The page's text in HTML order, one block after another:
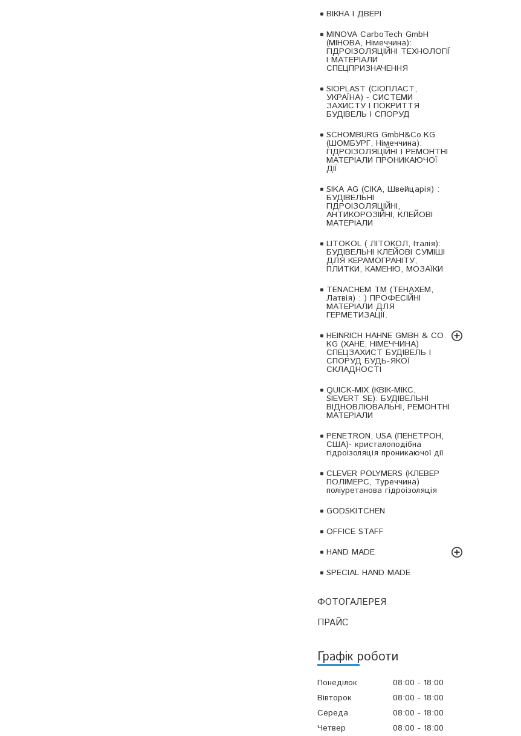
ВІКНА І ДВЕРІ
MINOVA CarboTech GmbH
(МІНОВА, Німеччина):
ГІДРОІЗОЛЯЦІЙНІ ТЕХНОЛОГІЇ
І МАТЕРІАЛИ
СПЕЦПРИЗНАЧЕННЯ
SIOPLAST (СІОПЛАСТ,
УКРАЇНА) - СИСТЕМИ
ЗАХИСТУ І ПОКРИТТЯ
БУДІВЕЛЬ І СПОРУД
SCHOMBURG GmbH&Co.KG
(ШОМБУРГ, Німеччина):
ГІДРОІЗОЛЯЦІЙНІ І РЕМОНТНІ
МАТЕРІАЛИ ПРОНИКАЮЧОЇ
ДІЇ
SIKA AG (СІКА, Швейцарія) :
БУДІВЕЛЬНІ
ГІДРОІЗОЛЯЦІЙНІ,
АНТИКОРОЗІЙНІ, КЛЕЙОВІ
МАТЕРІАЛИ
LITOKOL ( ЛІТОКОЛ, Італія):
БУДІВЕЛЬНІ КЛЕЙОВІ СУМІШІ
ДЛЯ КЕРАМОГРАНІТУ,
ПЛИТКИ, КАМЕНЮ, МОЗАЇКИ
TENACHEM ТМ (ТЕНАХЕМ,
Латвія) : ) ПРОФЕСІЙНІ
МАТЕРІАЛИ ДЛЯ
ГЕРМЕТИЗАЦІЇ.
HEINRICH HAHNE GMBH & CO.
KG (ХАНЕ, НІМЕЧЧИНА)
СПЕЦЗАХИСТ БУДІВЕЛЬ І
СПОРУД БУДЬ-ЯКОЇ
СКЛАДНОСТІ
QUICK-MIX (КВІК-МІКС,
SIEVERT SE): БУДІВЕЛЬНІ
ВІДНОВЛЮВАЛЬНІ, РЕМОНТНІ
МАТЕРІАЛИ
PENETRON, USA (ПЕНЕТРОН,
США)- кристалоподібна
гідроізоляція проникаючої дії
CLEVER POLYMERS (КЛЕВЕР
ПОЛІМЕРС, Туреччина)
поліуретанова гідроізоляція
GODSKITCHEN
OFFICE STAFF
HAND MADE
SPECIAL HAND MADE
ФОТОГАЛЕРЕЯ
ПРАЙС
Графік роботи
Понеділок 08:00
18:00
Вівторок
08:00
18:00
Середа
08:00
18:00
Четвер
08:00
18:00